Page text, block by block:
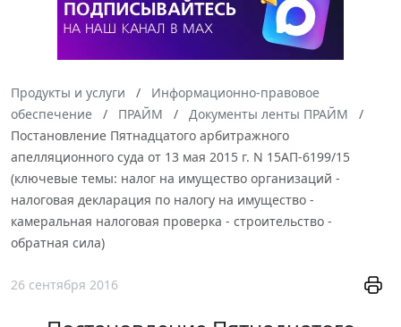
Продукты и услуги
Информационно-правовое
обеспечение
ПРАЙМ
Документы ленты ПРАЙМ
Постановление Пятнадцатого арбитражного
апелляционного суда от 13 мая 2015 г. N 15АП-6199/15
(ключевые темы: налог на имущество организаций -
налоговая декларация по налогу на имущество -
камеральная налоговая проверка - строительство -
обратная сила)
26 сентября 2016